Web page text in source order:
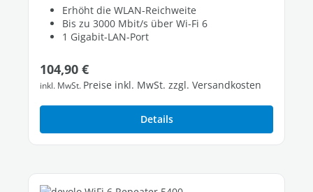
Erhöht die WLAN-Reichweite
Bis zu 3000 Mbit/s über Wi-Fi 6
1 Gigabit-LAN-Port
Regulärer Preis:
104,90 €
inkl. MwSt. Preise inkl. MwSt. zzgl. Versandkosten
Details